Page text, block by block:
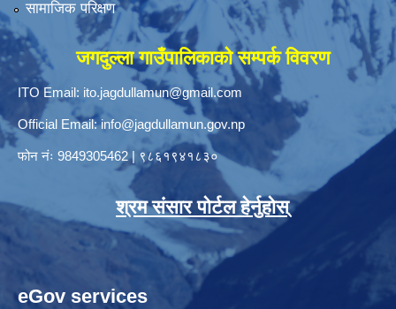
सामाजिक परिक्षण
जगदुल्ला गाउँपालिकाको सम्पर्क विवरण
ITO Email: ito.jagdullamun@gmail.com
Official Email:info@jagdullamun.gov.np
फोन नंः 9849305462| ९८६१९४१८३०
श्रम संसार पोर्टल हेर्नुहोस्
eGov services